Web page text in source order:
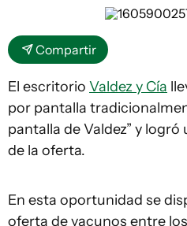
Compartir
El escritorio Valdez y Cía
por pantalla
pantalla de Valdez” y
de la oferta.
En esta oportunidad se
oferta de vacunos entre